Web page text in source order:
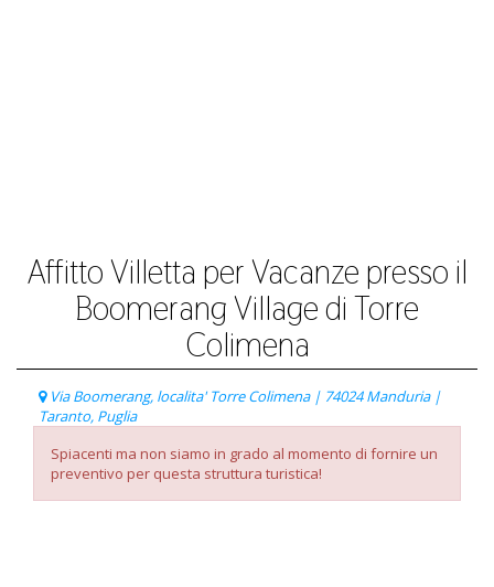
Affitto Villetta per Vacanze presso il
Boomerang Village di Torre
Colimena
Via Boomerang, localita' Torre Colimena | 74024 Manduria |
Taranto, Puglia
Spiacenti ma non siamo in grado al momento di fornire un
preventivo per questa struttura turistica!